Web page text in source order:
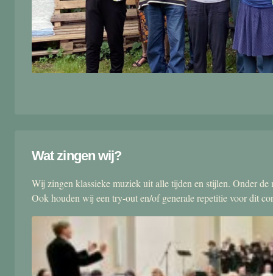
Wat zingen wij?
Wij zingen klassieke muziek uit alle tijden en stijlen. Onder
Ook houden wij een try-out en/of generale repetitie voor dit